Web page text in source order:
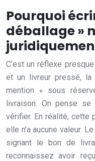
Pourquoi
déballage »
C’est un réflexe
et un livreur pressé, la
mention « sous
livraison. On pense
vérifier. En réalité, cette
elle n’a aucune valeur.
signant le bon de
reconnaissez avoir